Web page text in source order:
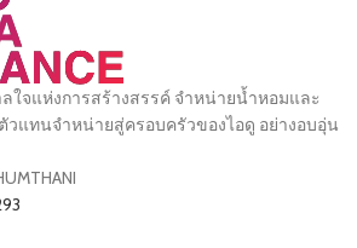
ใจแห่งการสร้างสรรค์ จำหน่ายน้ำหอมและ
วแทนจำหน่ายสู่ครอบครัวของไอดู อย่างอบอุ่น